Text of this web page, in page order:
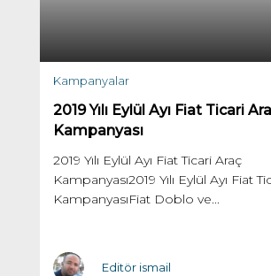
Kampanyalar
2019 Yılı Eylül Ayı Fiat Ticari
Kampanyası
2019 Yılı Eylül Ayı Fiat Ticari Araç
Kampanyası2019 Yılı Eylül Ayı Fiat
KampanyasıFiat Doblo ve...
Editör ismail